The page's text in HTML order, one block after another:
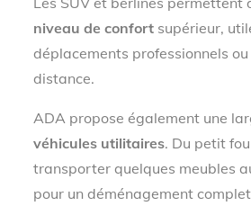
niveau de confort supérieur,
déplacements professionnels
distance.
ADA propose également une
véhicules utilitaires. Du petit
transporter quelques meubles
pour un déménagement